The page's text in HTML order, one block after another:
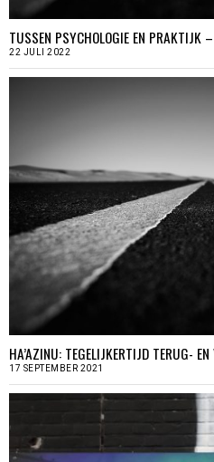
TUSSEN PSYCHOLOGIE EN PRAKTIJK
22 JULI 2022
HA’AZINU: TEGELIJKERTIJD TERUG-
17 SEPTEMBER 2021